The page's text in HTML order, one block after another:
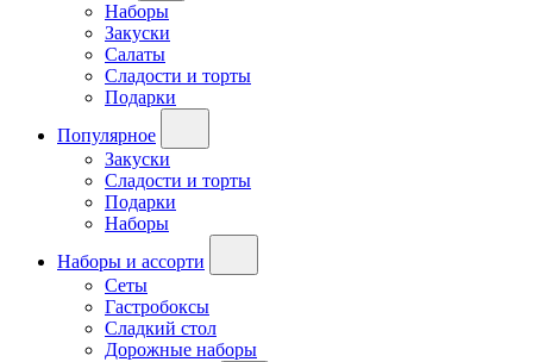
Наборы
Закуски
Салаты
Сладости и торты
Подарки
Популярное
Закуски
Сладости и торты
Подарки
Наборы
Наборы и ассорти
Сеты
Гастробоксы
Сладкий стол
Дорожные наборы